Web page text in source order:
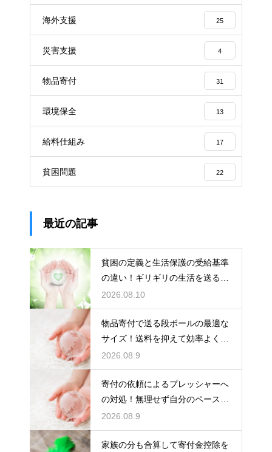
海外支援 25
災害支援 4
物品寄付 31
環境保全 13
給料仕組み 17
貧困問題 22
最近の記事
貧困の定義と生活保護の受給基準
の違い！ギリギリの生活を送る
人々の実態
2026.08.10
物品寄付で送る段ボールの最適な
サイズ！送料を抑えて効率よく支
援を届ける
2026.08.9
寄付の依頼によるプレッシャーへ
の対処！無理せず自分のペースで
支援する
2026.08.9
家族の分も合算して寄付金控除を